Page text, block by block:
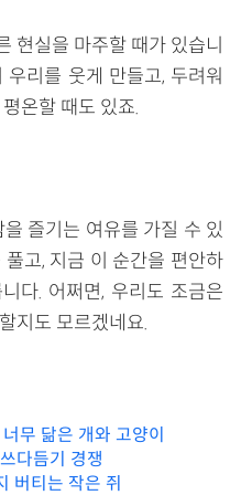
현실을 마주할 때가 있습니
리를 웃게 만들고, 두려워
온할 때도 있죠.
즐기는 여유를 가질 수 있
고, 지금 이 순간을 편안하
다. 어쩌면, 우리도 조금은
지도 모르겠네요.
무 닮은 개와 고양이
다듬기 경쟁
버티는 작은 쥐